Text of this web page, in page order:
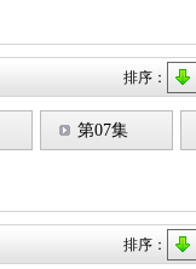
排序：
第07集
排序：